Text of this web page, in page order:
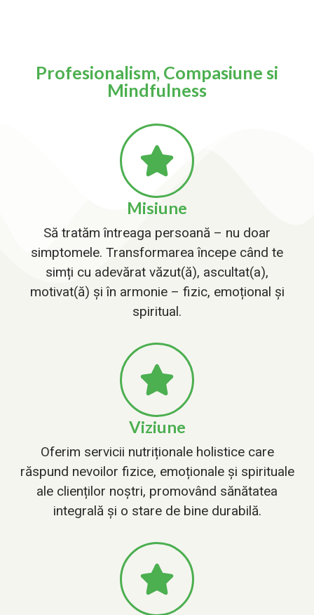
Profesionalism, Compasiune si
Mindfulness
Misiune
Să tratăm întreaga persoană – nu doar
simptomele. Transformarea începe când te
simți cu adevărat văzut(ă), ascultat(a),
motivat(ă) și în armonie – fizic, emoțional și
spiritual.
Viziune
Oferim servicii nutriționale holistice care
răspund nevoilor fizice, emoționale și spirituale
ale clienților noștri, promovând sănătatea
integrală și o stare de bine durabilă.